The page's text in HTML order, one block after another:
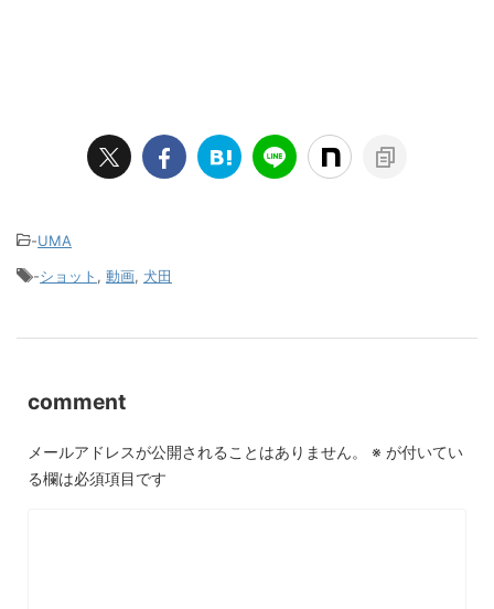
-UMA
-ショット , 動画, 犬田
comment
メールアドレスが公開されることはありません。 ※ が付いてい
る欄は必須項目です